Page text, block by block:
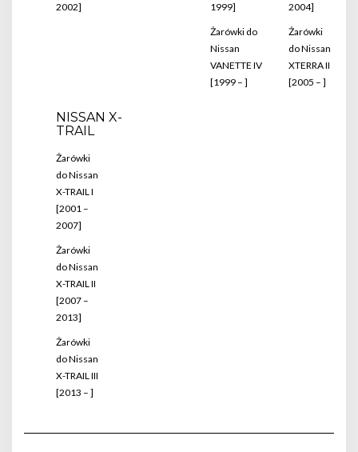
2002]
1999]
Żarówki do
Nissan
VANETTE IV
[1999 – ]
2004]
Żarówki
do Nissan
XTERRA II
[2005 – ]
NISSAN X-
TRAIL
Żarówki
do Nissan
X-TRAIL I
[2001 –
2007]
Żarówki
do Nissan
X-TRAIL II
[2007 –
2013]
Żarówki
do Nissan
X-TRAIL III
[2013 – ]